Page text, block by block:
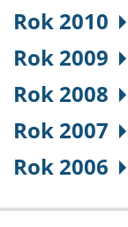
Rok 2010
Rok 2009
Rok 2008
Rok 2007
Rok 2006